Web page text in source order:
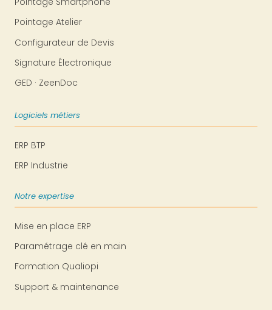
Pointage Atelier
Configurateur de Devis
Signature Électronique
GED · ZeenDoc
Logiciels métiers
ERP BTP
ERP Industrie
Notre expertise
Mise en place ERP
Paramétrage clé en main
Formation Qualiopi
Support & maintenance